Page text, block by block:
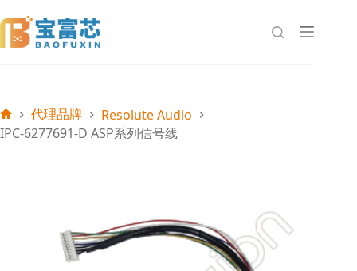
至
内
首
代理品牌
Resolute Audio
IPC-6277691-D ASP系列信号线